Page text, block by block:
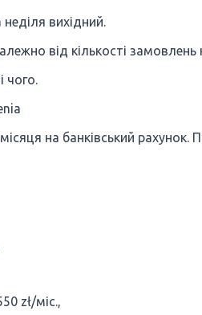
вихідний.
від кількості замовлень
чого.
на банківський
zł/міс.,